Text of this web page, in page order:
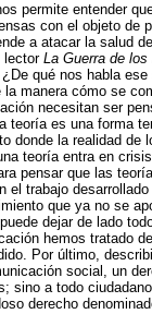
permite entender
con el objeto de
a atacar la salud
lectorLa Guerra de los
qué nos habla
manera cómo se
necesitan ser
teoría es una forma
donde la realidad de
teoría entra en
pensar que las
trabajo
que ya no se
dejar de lado
hemos tratado
Por último,
social, un
sino a todo
derecho